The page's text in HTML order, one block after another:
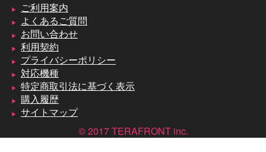
ご利用案内
よくあるご質問
お問い合わせ
利用契約
プライバシーポリシー
対応機種
特定商取引法に基づく表示
購入履歴
サイトマップ
© 2017 TERAFRONT inc.